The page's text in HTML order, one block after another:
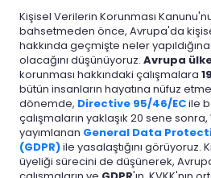
Kişisel Verilerin Korunması
bahsetmeden önce, Avrupa'da
hakkında geçmişte neler
olacağını düşünüyoruz. Avrupa
korunması hakkındaki çalışmalara
bütün insanların hayatına nüfuz
dönemde, Directive 95/46/ECile
çalışmaların yaklaşık 20 sene sonra,
yayımlanan General Data
(GDPR)ile yasalaştığını görüyoruz.
üyeliği sürecini de düşünerek,